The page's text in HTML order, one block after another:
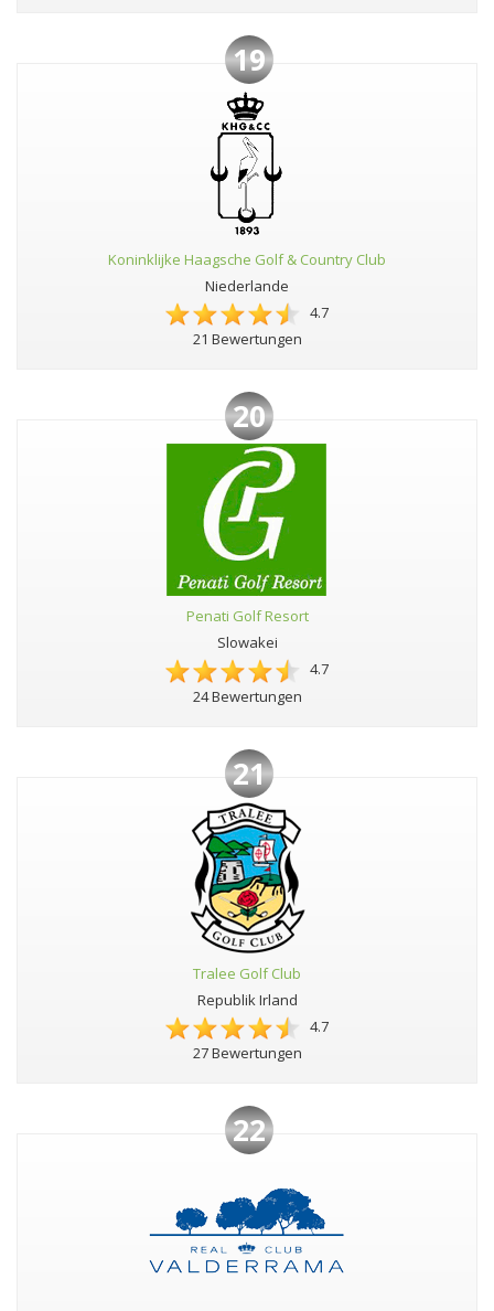
19
Koninklijke Haagsche Golf & Country Club
Niederlande
4.7
21 Bewertungen
20
Penati Golf Resort
Slowakei
4.7
24 Bewertungen
21
Tralee Golf Club
Republik Irland
4.7
27 Bewertungen
22